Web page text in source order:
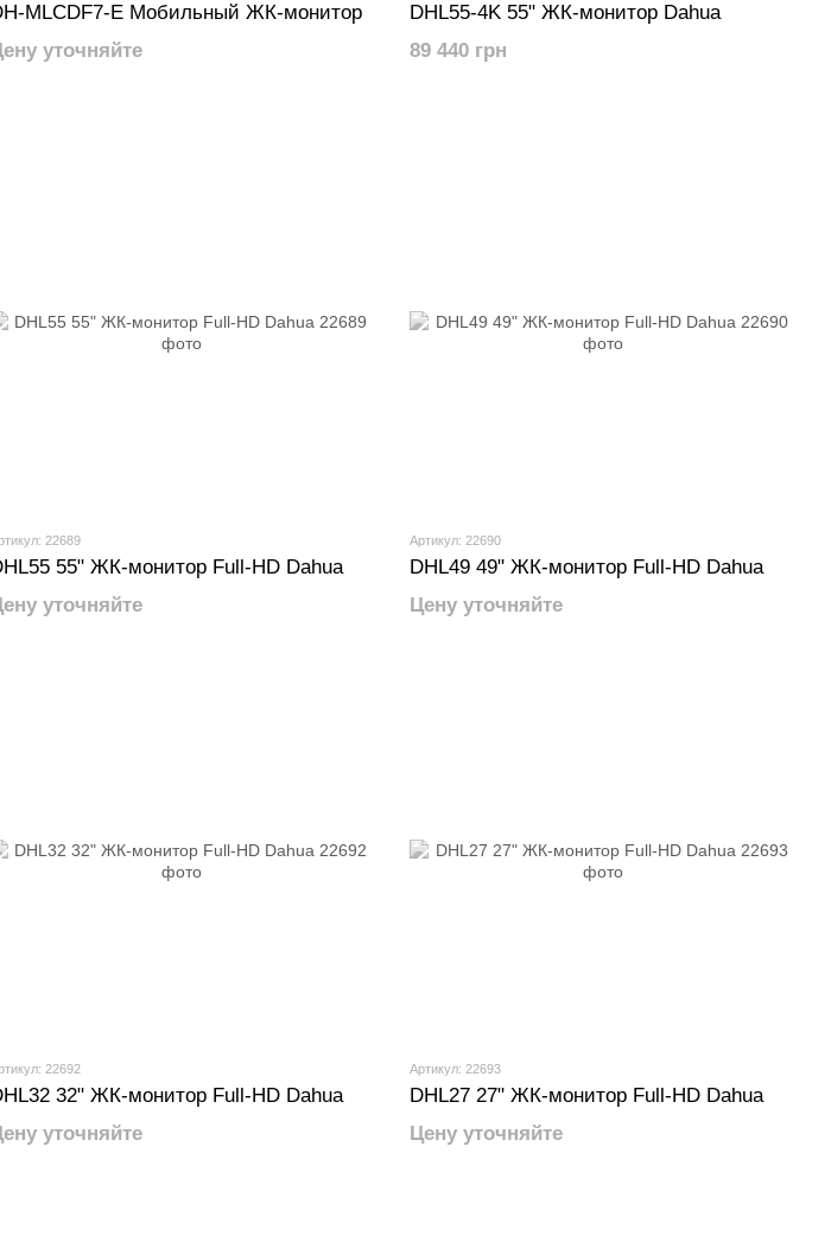
MLCDF7-E Мобильный ЖК-монитор
уточняйте
DHL55-4K 55" ЖК-монитор Dahua
89 440 грн
22689
55" ЖК-монитор Full-HD Dahua
уточняйте
Артикул: 22690
DHL49 49" ЖК-монитор Full-HD Dahua
Цену уточняйте
22692
32" ЖК-монитор Full-HD Dahua
уточняйте
Артикул: 22693
DHL27 27" ЖК-монитор Full-HD Dahua
Цену уточняйте